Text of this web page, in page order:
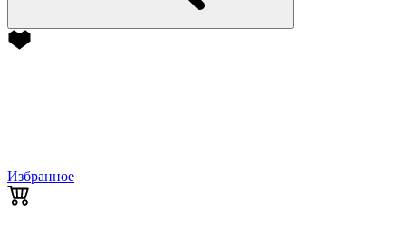
Избранное